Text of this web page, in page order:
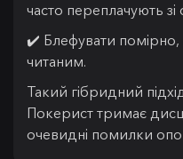
часто переплачують
✔️ Блефувати помірно,
читаним.
Такий гібридний
Покерист тримає
очевидні помилки